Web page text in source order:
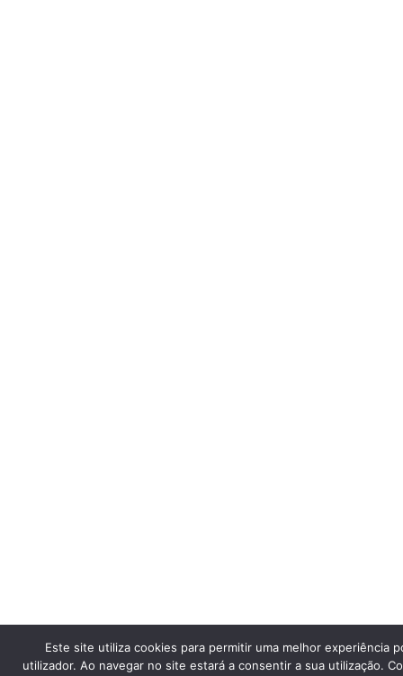
Este site utiliza cookies para permitir uma melhor experiência
utilizador. Ao navegar no site estará a consentir a sua utilização.